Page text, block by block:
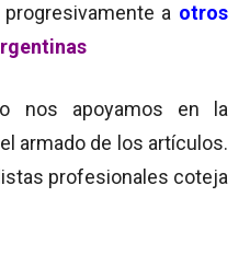
progresivamente a otros
nos apoyamos en la
armado de los artículos.
profesionales coteja